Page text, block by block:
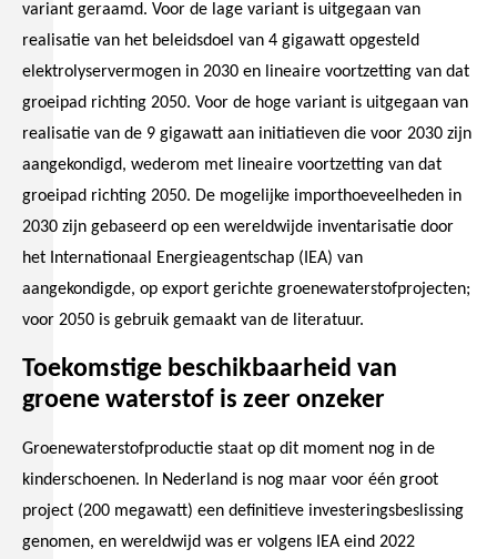
variant geraamd. Voor de lage variant is uitgegaan van
realisatie van het beleidsdoel van 4 gigawatt opgesteld
elektrolyservermogen in 2030 en lineaire voortzetting van dat
groeipad richting 2050. Voor de hoge variant is uitgegaan van
realisatie van de 9 gigawatt aan initiatieven die voor 2030 zijn
aangekondigd, wederom met lineaire voortzetting van dat
groeipad richting 2050. De mogelijke importhoeveelheden in
2030 zijn gebaseerd op een wereldwijde inventarisatie door
het Internationaal Energieagentschap (IEA) van
aangekondigde, op export gerichte groenewaterstofprojecten;
voor 2050 is gebruik gemaakt van de literatuur.
Toekomstige beschikbaarheid van
groene waterstof is zeer onzeker
Groenewaterstofproductie staat op dit moment nog in de
kinderschoenen. In Nederland is nog maar voor één groot
project (200 megawatt) een definitieve investeringsbeslissing
genomen, en wereldwijd was er volgens IEA eind 2022